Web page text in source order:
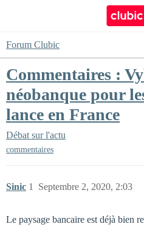
Forum Clubic
Commentaires :
néobanque pour
lance en France
Débat sur l'actu
commentaires
Sinic Septembre 2, 2020, 2:03
1
Le paysage bancaire est déjà bien